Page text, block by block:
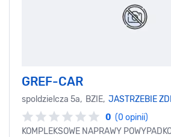
GREF-CAR
spoldzielcza 5a, BZIE, JASTRZEBIE
0 (0 opinii)
KOMPLEKSOWE NAPRAWY